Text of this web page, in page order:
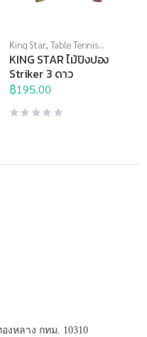
King Star, Table Tennis
Racket ,Thai Sports Brand
ปิงปอง,แร็กเก็ต
KING STAR ไม้ปิงปอง
Striker 3 ดาว
฿195.00
งหลาง กทม. 10310